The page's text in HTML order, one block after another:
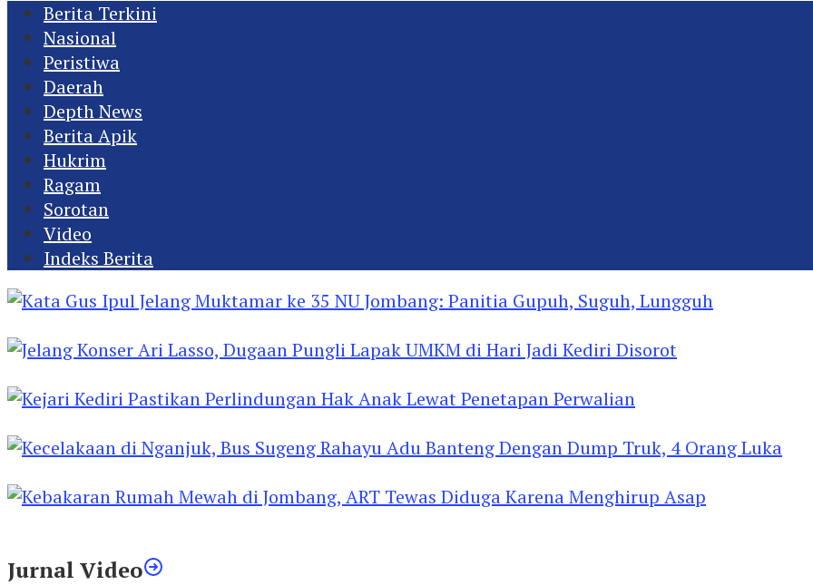
Berita Terkini
Nasional
Peristiwa
Daerah
Depth News
Berita Apik
Hukrim
Ragam
Sorotan
Video
Indeks Berita
Jurnal Video